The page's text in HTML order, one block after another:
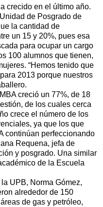
crecido en el último año.
de Posgrado de
la cantidad de
un 15 y 20%, pues esa
para ocupar un cargo
100 alumnos que tienen,
“Hemos tenido que
2013 porque nuestros
creció un 77%, de 18
de los cuales cerca
crece el número de los
ya que los que
continúan perfeccionando
Requena, jefa de
y posgrado. Una similar
de la Escuela
UPB, Norma Gómez,
alrededor de 150
de gas y petróleo,